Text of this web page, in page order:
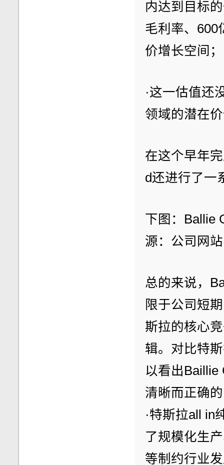
内达到目标
毛利率、600
价增长空间；
·这一估值还
领域的潜在
在这个早年
d还进行了一
下图：Ballie
源：公司网站
总的来说，
限于公司短
斯拉的核心
辑。对比特
以看出Baillie
清晰而正确
·特斯拉all in
了规模化生
等制约行业